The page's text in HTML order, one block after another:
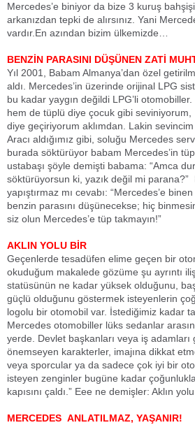
Mercedes’e biniyor da bize 3 kuruş
arkanızdan tepki de alırsınız. Yani
vardır.En azından bizim ülkemizde…
BENZİN PARASINI DÜŞÜNEN ZATİ
Yıl 2001, Babam Almanya’dan özel
aldı. Mercedes’in üzerinde orijinal LPG
bu kadar yaygın değildi LPG’li
hem de tüplü diye çocuk gibi
diye geçiriyorum aklımdan. Lakin
Aracı aldığımız gibi, soluğu Mercedes
burada söktürüyor babam Mercedes’in
ustabaşı şöyle demişti babama: “Amca
söktürüyorsun ki, yazık değil mi parana?”
yapıştırmaz mı cevabı: “Mercedes’e
benzin parasını düşünecekse; hiç
siz olun Mercedes’e tüp takmayın!”
AKLIN YOLU BİR
Geçenlerde tesadüfen elime geçen bir
okuduğum makalede gözüme şu ayrıntı
statüsünün ne kadar yüksek olduğunu,
güçlü olduğunu göstermek isteyenlerin
logolu bir otomobil var. İstediğimiz kadar
Mercedes otomobiller lüks sedanlar
yerde. Devlet başkanları veya iş
önemseyen karakterler, imajına dikkat
veya sporcular ya da sadece çok iyi bir
isteyen zenginler bugüne kadar
kapısını çaldı.” Eee ne demişler: Aklın
MERCEDES ANLATILMAZ, YAŞANIR!